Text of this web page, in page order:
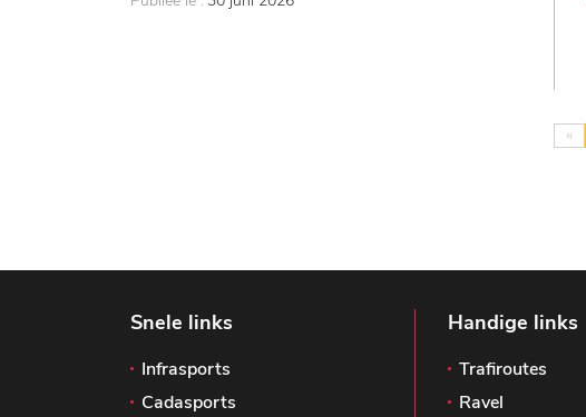
«
Snele links
Infrasports
Cadasports
Handige links
Trafiroutes
Ravel